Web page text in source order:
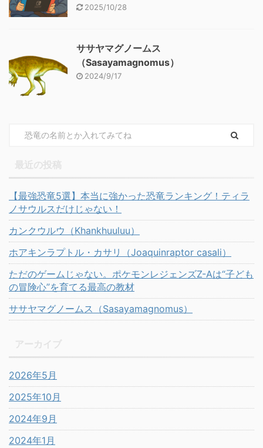
2025/10/28
ササヤマグノームス
（Sasayamagnomus）
2024/9/17
【最強恐竜5選】本当に強かった恐竜ランキング！ティラ
ノサウルスだけじゃない！
カンクウルウ（Khankhuuluu）
ホアキンラプトル・カサリ（Joaquinraptor casali）
ただのゲームじゃない。ポケモンレジェンズZ-Aは“子ども
の冒険心”を育てる最高の教材
ササヤマグノームス（Sasayamagnomus）
2026年5月
2025年10月
2024年9月
2024年1月